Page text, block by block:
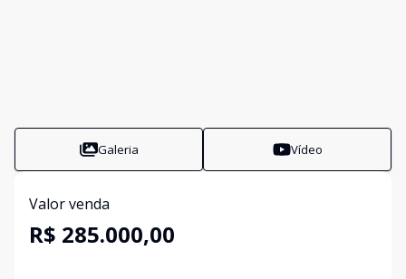
Galeria Vídeo
Valor venda
R$ 285.000,00